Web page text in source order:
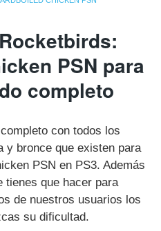
PSN para
completo
con todos los
y bronce que existen para
PSN en PS3. Además
tienes que hacer para
de nuestros usuarios los
su dificultad.